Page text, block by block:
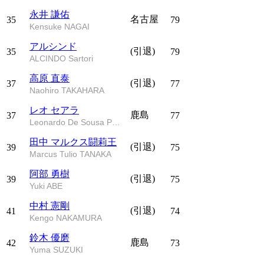
35
永井 謙佑
Kensuke NAGAI
名古屋 79
35
アルシンド
ALCINDO Sartori
(引退) 79
37
高原 直泰
Naohiro TAKAHARA
(引退) 77
37
レオ セアラ 鹿島 77
39
田中 マルクス闘莉王
Marcus Tulio TANAKA
(引退) 75
39
阿部 勇樹
Yuki ABE
(引退) 75
41
中村 憲剛
Kengo NAKAMURA
(引退) 74
42
鈴木 優磨
Yuma SUZUKI
鹿島 73